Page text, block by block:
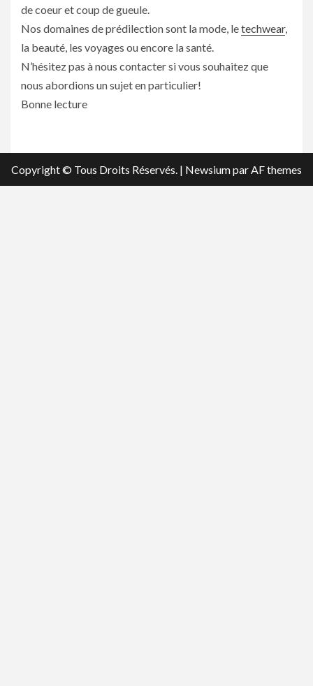
de coeur et coup de gueule.
Nos domaines de prédilection sont la mode, letechwear,
la beauté, les voyages ou encore la santé.
N’hésitez pas à nous contacter si vous souhaitez que
nous abordions un sujet en particulier!
Bonne lecture
Copyright © Tous Droits Réservés. | Newsiumpar AF themes